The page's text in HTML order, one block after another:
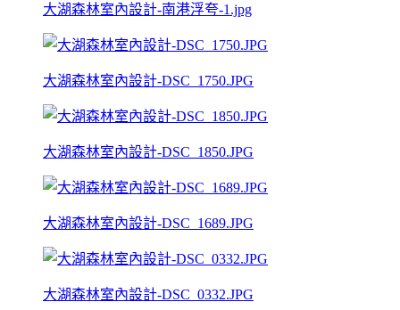
大湖森林室內設計-南港浮夸-1.jpg
大湖森林室內設計-DSC_1750.JPG
大湖森林室內設計-DSC_1850.JPG
大湖森林室內設計-DSC_1689.JPG
大湖森林室內設計-DSC_0332.JPG